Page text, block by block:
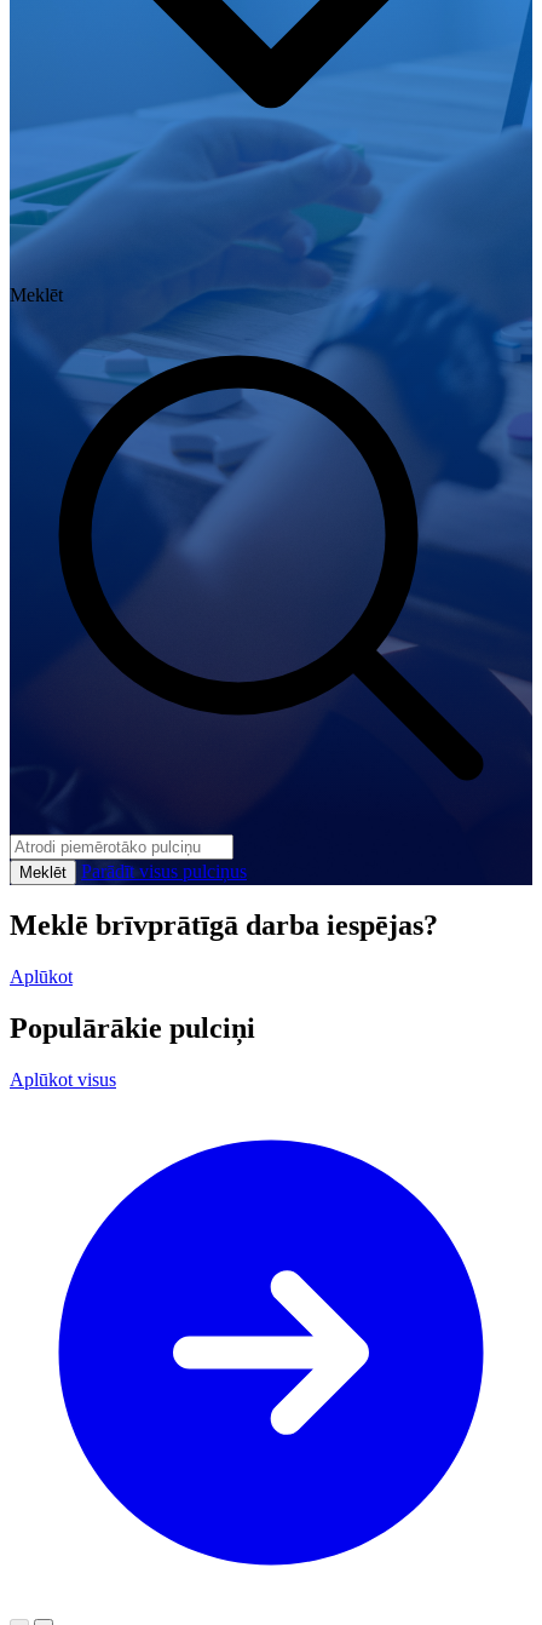
Meklēt
Meklēt Parādīt visus pulciņus
Meklē brīvprātīgā darba iespējas?
Aplūkot
Populārākie pulciņi
Aplūkot visus